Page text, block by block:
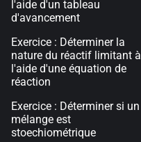
l'aide d'un tableau
d'avancement
Exercice : Déterminer la
nature du réactif limitant à
l'aide d'une équation de
réaction
Exercice : Déterminer si un
mélange est
stoechiométrique